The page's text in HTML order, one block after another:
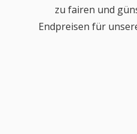
zu fairen und
Endpreisen für